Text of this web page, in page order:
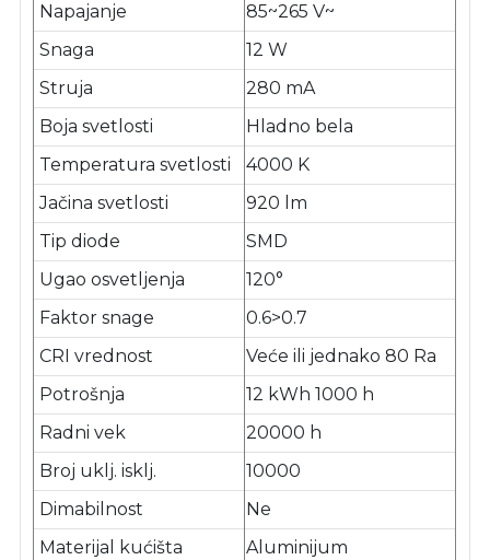
Napajanje
85~265 V~
Snaga
12 W
Struja
280 mA
Boja svetlosti
Hladno bela
Temperatura svetlosti
4000 K
Jačina svetlosti
920 lm
Tip diode
SMD
Ugao osvetljenja
120°
Faktor snage
0.6>0.7
CRI vrednost
Veće ili jednako 80 Ra
Potrošnja
12 kWh 1000 h
Radni vek
20000 h
Broj uklj. isklj.
10000
Dimabilnost
Ne
Materijal kućišta
Aluminijum